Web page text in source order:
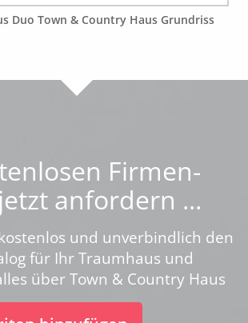
Duo Town & Country Haus Grundriss
Firmen-
anfordern ...
und unverbindlich den
für Ihr Traumhaus und
über Town & Country Haus